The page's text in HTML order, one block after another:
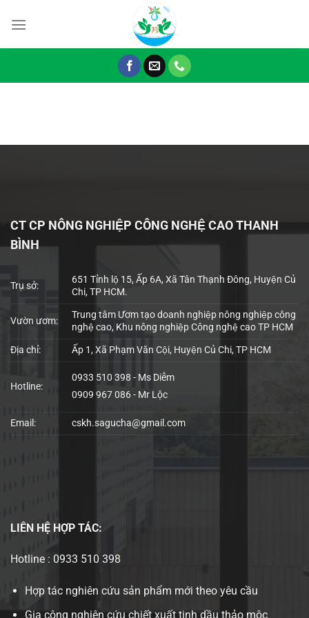
đến
CT CP NÔNG NGHIỆP CÔNG NGHỆ CAO THANH
BÌNH
Trụ sở:
651 Tỉnh lộ 15, Ấp 6A, Xã Tân Thạnh Đông, Huyện Củ
Chi, TP HCM.
Vườn ươm:
Trung tâm Ươm tạo doanh nghiệp nông nghiệp công
nghệ cao, Khu nông nghiệp Công nghệ cao TP HCM
Địa chỉ: Ấp 1, Xã Phạm Văn Cội, Huyện Củ Chi, TP HCM
Hotline:
0933 510 398 - Ms Diễm
0909 967 086 - Mr Lộc
Email: cskh.sagucha@gmail.com
LIÊN HỆ HỢP TÁC:
Hotline : 0933 510 398
Hợp tác nghiên cứu sản phẩm mới theo yêu cầu
Gia công nghiên cứu chiết xuất tinh dầu thảo mộc